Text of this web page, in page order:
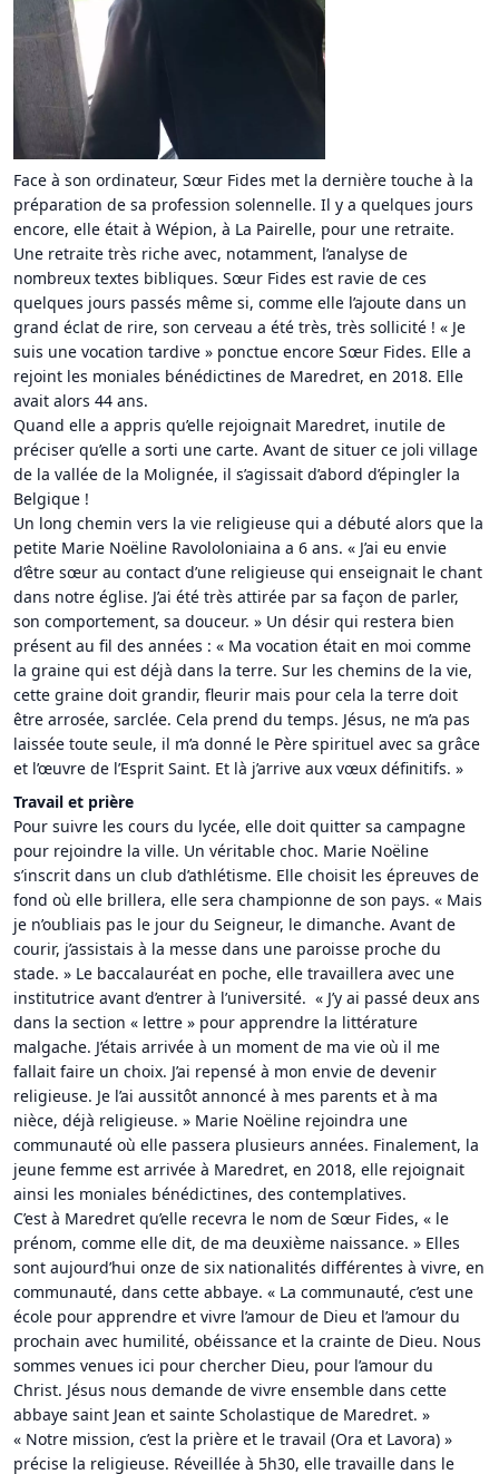
Face à son ordinateur, Sœur Fides met la dernière touche à la
préparation de sa profession solennelle. Il y a quelques jours
encore, elle était à Wépion, à La Pairelle, pour une retraite.
Une retraite très riche avec, notamment, l’analyse de
nombreux textes bibliques. Sœur Fides est ravie de ces
quelques jours passés même si, comme elle l’ajoute dans un
grand éclat de rire, son cerveau a été très, très sollicité ! « Je
suis une vocation tardive » ponctue encore Sœur Fides. Elle a
rejoint les moniales bénédictines de Maredret, en 2018. Elle
avait alors 44 ans.
Quand elle a appris qu’elle rejoignait Maredret, inutile de
préciser qu’elle a sorti une carte. Avant de situer ce joli village
de la vallée de la Molignée, il s’agissait d’abord d’épingler la
Belgique !
Un long chemin vers la vie religieuse qui a débuté alors que la
petite Marie Noëline Ravololoniaina a 6 ans. « J’ai eu envie
d’être sœur au contact d’une religieuse qui enseignait le chant
dans notre église. J’ai été très attirée par sa façon de parler,
son comportement, sa douceur. » Un désir qui restera bien
présent au fil des années : « Ma vocation était en moi comme
la graine qui est déjà dans la terre. Sur les chemins de la vie,
cette graine doit grandir, fleurir mais pour cela la terre doit
être arrosée, sarclée. Cela prend du temps. Jésus, ne m’a pas
laissée toute seule, il m’a donné le Père spirituel avec sa grâce
et l’œuvre de l’Esprit Saint. Et là j’arrive aux vœux définitifs. »
Travail et prière
Pour suivre les cours du lycée, elle doit quitter sa campagne
pour rejoindre la ville. Un véritable choc. Marie Noëline
s’inscrit dans un club d’athlétisme. Elle choisit les épreuves de
fond où elle brillera, elle sera championne de son pays. « Mais
je n’oubliais pas le jour du Seigneur, le dimanche. Avant de
courir, j’assistais à la messe dans une paroisse proche du
stade. » Le baccalauréat en poche, elle travaillera avec une
institutrice avant d’entrer à l’université. « J’y ai passé deux ans
dans la section « lettre » pour apprendre la littérature
malgache. J’étais arrivée à un moment de ma vie où il me
fallait faire un choix. J’ai repensé à mon envie de devenir
religieuse. Je l’ai aussitôt annoncé à mes parents et à ma
nièce, déjà religieuse. » Marie Noëline rejoindra une
communauté où elle passera plusieurs années. Finalement, la
jeune femme est arrivée à Maredret, en 2018, elle rejoignait
ainsi les moniales bénédictines, des contemplatives.
C’est à Maredret qu’elle recevra le nom de Sœur Fides, « le
prénom, comme elle dit, de ma deuxième naissance. » Elles
sont aujourd’hui onze de six nationalités différentes à vivre, en
communauté, dans cette abbaye. « La communauté, c’est une
école pour apprendre et vivre l’amour de Dieu et l’amour du
prochain avec humilité, obéissance et la crainte de Dieu. Nous
sommes venues ici pour chercher Dieu, pour l’amour du
Christ. Jésus nous demande de vivre ensemble dans cette
abbaye saint Jean et sainte Scholastique de Maredret. »
« Notre mission, c’est la prière et le travail (Ora et Lavora) »
précise la religieuse. Réveillée à 5h30, elle travaille dans le